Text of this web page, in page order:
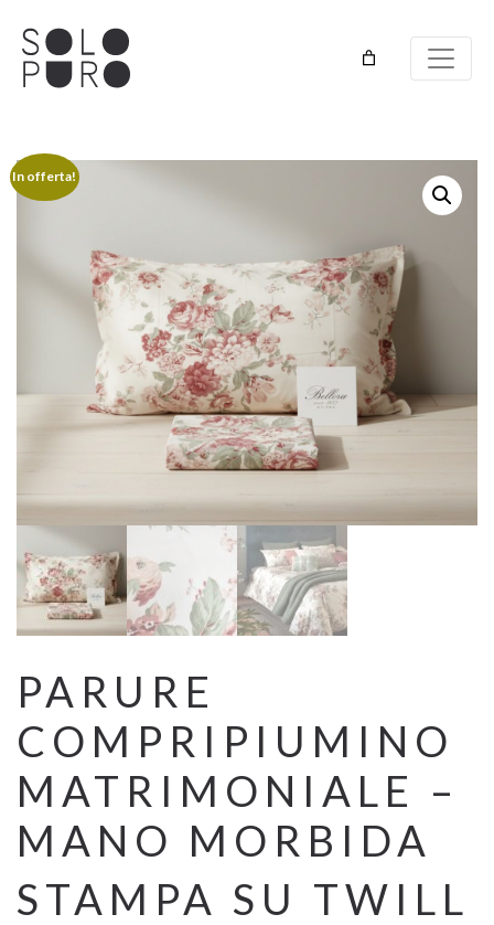
In offerta!
PARURE
COMPRIPIUMINO
MATRIMONIALE –
MANO MORBIDA
STAMPA SU TWILL